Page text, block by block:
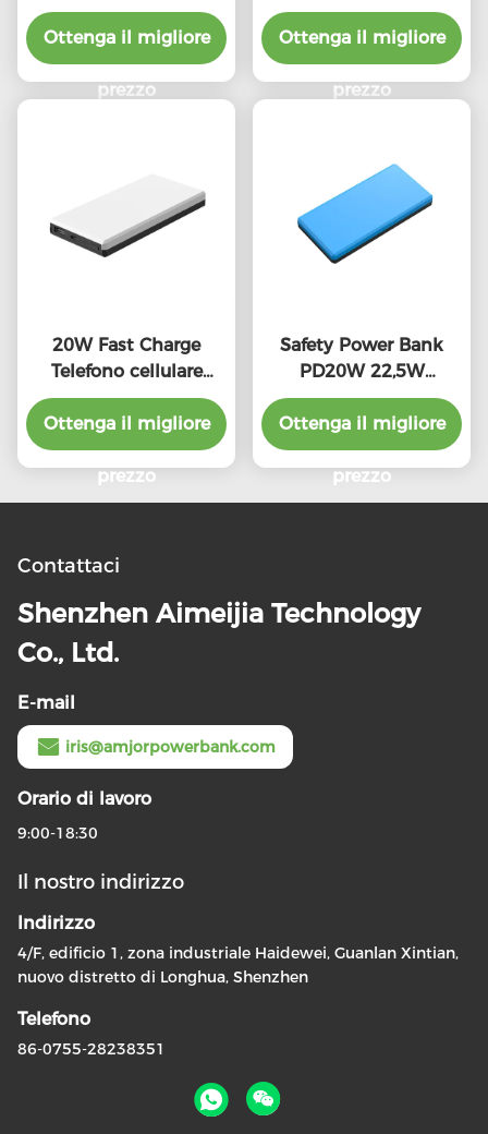
10000mah 20w 22,5w
Dispositivo compatto
Ottenga il migliore
prezzo
PD Battery Pack
Regalo promozionale
Ottenga il migliore
prezzo
20W Fast Charge
Telefono cellulare
Power Bank
caricabatterie
10000mah Multi Color
Ottenga il migliore
prezzo
Safety Power Bank
PD20W 22,5W
caricabatterie portatili
a ricarica rapida
Ottenga il migliore
prezzo
Contattaci
Shenzhen Aimeijia Technology
Co., Ltd.
E-mail
iris@amjorpowerbank.com
Orario di lavoro
9:00-18:30
Il nostro indirizzo
Indirizzo
4/F, edificio 1, zona industriale Haidewei, Guanlan Xintian,
nuovo distretto di Longhua, Shenzhen
Telefono
86-0755-28238351